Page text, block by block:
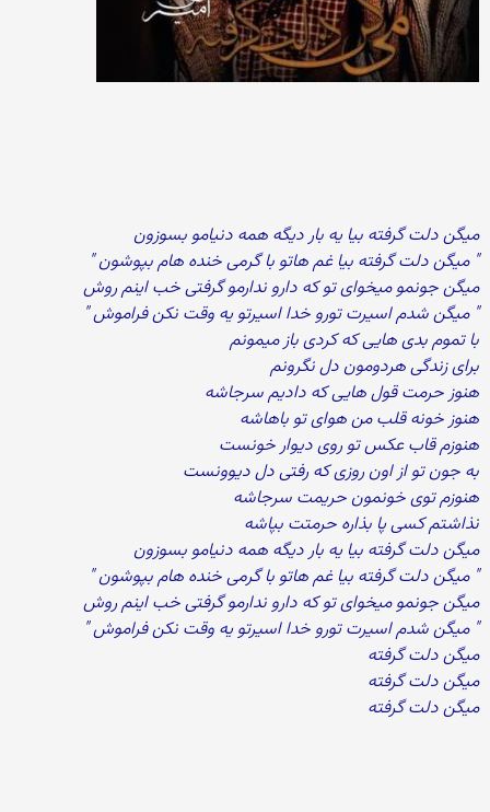
میگن دلت گرفته بیا یه بار دیگه همه دنیامو بسوزون
" میگن دلت گرفته بیا غم هاتو با گرمی خنده هام بپوشون "
میگن جونمو میخوای تو که دارو ندارمو گرفتی خب اینم روش
" میگن شدم اسیرت تورو خدا اسیرتو یه وقت نکن فراموش "
با تموم بدی هایی که کردی باز میمونم
برای زندگی هردومون دل نگرونم
هنوز حرمت قول هایی که دادیم سرجاشه
هنوز خونه قلب من هوای تو باهاشه
هنوزم قاب عکس تو روی دیوار خونست
به جون تو از اون روزی که رفتی دل دیوونست
هنوزم توی خونمون حریمت سرجاشه
نذاشتم کسی پا بذاره حرمتت بپاشه
میگن دلت گرفته بیا یه بار دیگه همه دنیامو بسوزون
" میگن دلت گرفته بیا غم هاتو با گرمی خنده هام بپوشون "
میگن جونمو میخوای تو که دارو ندارمو گرفتی خب اینم روش
" میگن شدم اسیرت تورو خدا اسیرتو یه وقت نکن فراموش "
میگن دلت گرفته
میگن دلت گرفته
میگن دلت گرفته